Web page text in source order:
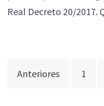
Real Decreto 20/2017.
de
Anteriores 1